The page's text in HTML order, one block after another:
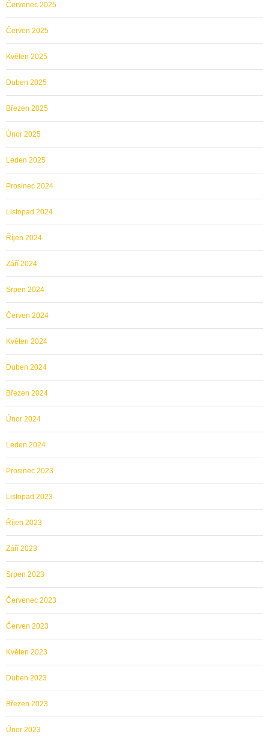
Červenec 2025
Červen 2025
Květen 2025
Duben 2025
Březen 2025
Únor 2025
Leden 2025
Prosinec 2024
Listopad 2024
Říjen 2024
Září 2024
Srpen 2024
Červen 2024
Květen 2024
Duben 2024
Březen 2024
Únor 2024
Leden 2024
Prosinec 2023
Listopad 2023
Říjen 2023
Září 2023
Srpen 2023
Červenec 2023
Červen 2023
Květen 2023
Duben 2023
Březen 2023
Únor 2023